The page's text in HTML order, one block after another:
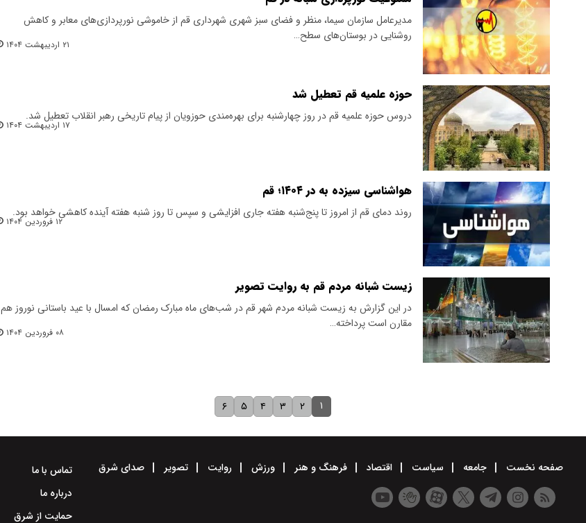
مدیرعامل سازمان سیما، منظر و فضای سبز شهری شهرداری قم از خاموشی نورپردازی‌های معابر و کاهش
روشنایی در بوستان‌های سطح…
۲۱ اردیبهشت ۱۴۰۴
حوزه علمیه قم تعطیل شد
دروس حوزه علمیه قم در روز چهارشنبه برای بهره‌مندی حوزویان از پیام تاریخی رهبر انقلاب تعطیل شد.
۱۷ اردیبهشت ۱۴۰۴
هواشناسی سیزده به در ۱۴۰۴؛ قم
روند دمای قم از امروز تا پنج‌شنبه هفته جاری افزایشی و سپس تا روز شنبه هفته آینده کاهشی خواهد بود.
۱۲ فروردین ۱۴۰۴
زیست شبانه مردم قم‌ به روایت تصویر
در این گزارش به زیست شبانه مردم شهر قم در شب‌های ماه مبارک رمضان که امسال با عید باستانی نوروز هم
مقارن است پرداخته…
۰۸ فروردین ۱۴۰۴
۱ ۲ ۳ ۴ ۵ ۶
صفحه نخست جامعه سیاست اقتصاد فرهنگ و هنر ورزش روایت تصویر صدای شرق
تماس با ما
درباره ما
حمایت از شرق